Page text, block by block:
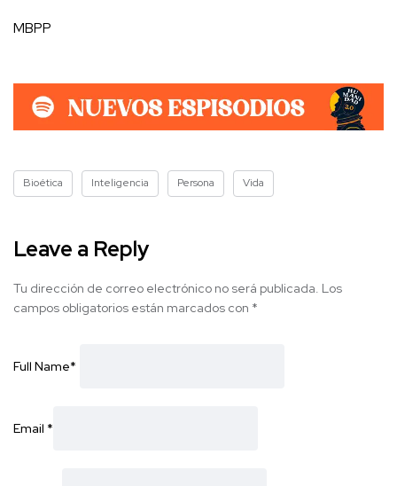
MBPP
Bioética Inteligencia Persona Vida
Leave a Reply
Tu dirección de correo electrónico no será publicada. Los
campos obligatorios están marcados con *
Full Name*
Email *